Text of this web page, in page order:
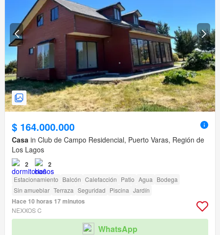
$ 164.000.000
Casa in Club de Campo Residencial, Puerto Varas, Región de
Los Lagos
2 2
Estacionamiento Balcón Calefacción Patio Agua Bodega
Sin amueblar Terraza Seguridad Piscina Jardín
Hace 10 horas 17 minutos
NEXXOS C
WhatsApp